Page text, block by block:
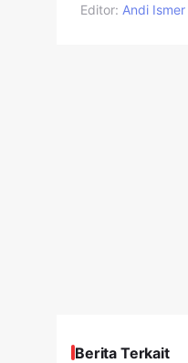
Editor: Andi Ismer
Berita Terkait